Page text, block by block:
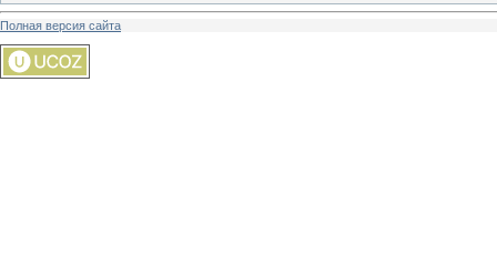
Полная версия сайта